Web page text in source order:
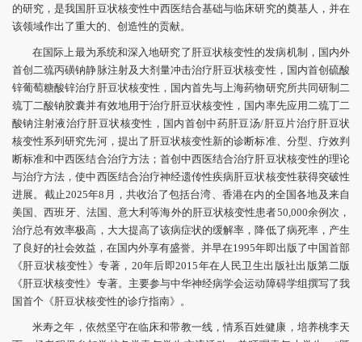
的研究，是我国肝豆状核变性中西医结合基础与临床研究的奠基人，并在
该领域作出了重大的、创造性的贡献。
在国际上最为系统和深入地研究了肝豆状核变性的发病机制，国内外
首创二巯丙磺钠静脉注射及大剂量冲击治疗肝豆状核变性，国内首创硫酸
锌葡萄糖酸锌治疗肝豆状核变性，国内首先与上海药物研究所共同研制二
巯丁二酸钠胶囊并有效地用于治疗肝豆状核变性，国内率先应用二巯丁二
酸钠注射液治疗肝豆状核变性，国内首创中药肝豆汤/肝豆片治疗肝豆状
核变性系列研究先河，提出了肝豆状核变性新的诊断标准、分型、疗效判
断标准和中西医结合治疗方法；首创中西医结合治疗肝豆状核变性的理论
与治疗方法，使中西医结合治疗神经遗传性疾病肝豆状核变性获得突破性
进展。截止2025年8月，共收治了包括台湾、香港在内的全国各地及来自
美国、西班牙、法国、意大利等海外的肝豆状核变性患者50,000余例次，
治疗总有效率极高，大大提高了该病症状的缓解率，降低了病死率，产生
了良好的社会效益，在国内外享有盛誉。并早在1995年即出版了中国首部
《肝豆状核变性》专著，20年后即2015年在人民卫生出版社出版第二版
《肝豆状核变性》专著。主要参与中华神经病学会运动障碍学组撰写了我
国首个《肝豆状核变性的诊疗指南》。
米寿之年，依然坚守在临床和带教一线，情系百姓健康，培养桃李天